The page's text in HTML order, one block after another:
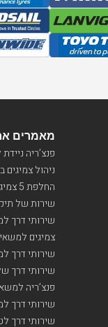
מאמרים
פנצ’ריה
ניהול
החלפת 5 צמיגים למשאיות בדרכים
שירות של
שירותי דרך
צמיגים
שירותי דרך
שירותי דרך
פנצ’ריה
שירותי דרך
שירותי דרך